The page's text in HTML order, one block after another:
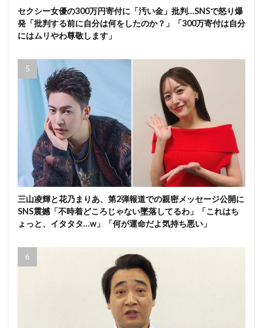
セクシー女優の300万円寄付に「汚い金」批判…SNSで怒り爆
発「批判する前に自分は何をしたのか？」「300万寄付は自分
にはムリやわ尊敬します」
三山凌輝と花乃まりあ、第2弾報道での親密メッセージ公開に
SNS震撼「不時着どころじゃない墜落してるわ」「これはち
ょっと、イタタタ…w」「何が運命だよ気持ち悪い」